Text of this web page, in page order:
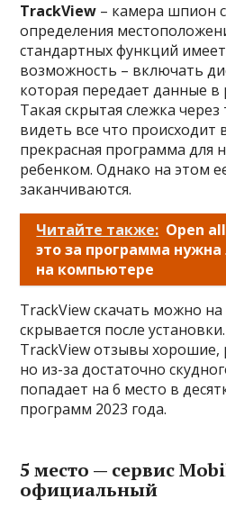
TrackView – камера шпион
определения
стандартных функций
возможность – включать
которая передает данные
Такая скрытая слежка
видеть все что происходит
прекрасная программа для
ребенком. Однако на этом
заканчиваются.
Читайте также: Open
это за программа нужна
на компьютере
TrackView скачать можно
скрывается после
TrackView отзывы хорошие,
но из-за достаточно
попадает на 6 место в
программ 2023 года.
5 место — сервис
официальный